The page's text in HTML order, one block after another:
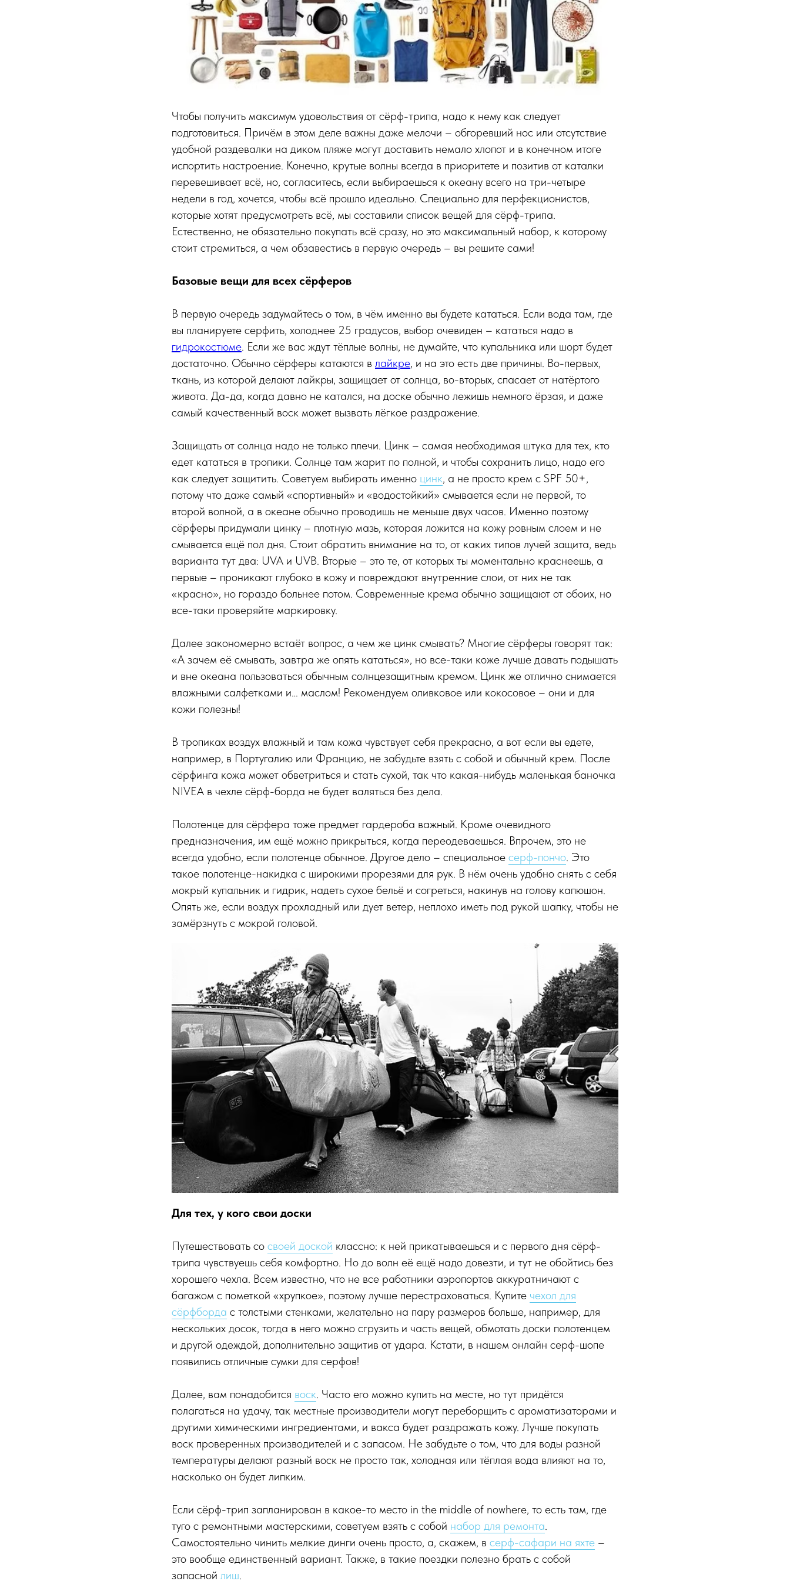
Чтобы получить максимум удовольствия от сёрф-трипа, надо к нему как следует
подготовиться. Причём в этом деле важны даже мелочи – обгоревший нос или отсутствие
удобной раздевалки на диком пляже могут доставить немало хлопот и в конечном итоге
испортить настроение. Конечно, крутые волны всегда в приоритете и позитив от каталки
перевешивает всё, но, согласитесь, если выбираешься к океану всего на три-четыре
недели в год, хочется, чтобы всё прошло идеально. Специально для перфекционистов,
которые хотят предусмотреть всё, мы составили список вещей для сёрф-трипа.
Естественно, не обязательно покупать всё сразу, но это максимальный набор, к которому
стоит стремиться, а чем обзавестись в первую очередь – вы решите сами!
Базовые вещи для всех сёрферов
В первую очередь задумайтесь о том, в чём именно вы будете кататься. Если вода там, где
вы планируете серфить, холоднее 25 градусов, выбор очевиден – кататься надо в
гидрокостюме. Если же вас ждут тёплые волны, не думайте, что купальника или шорт будет
достаточно. Обычно сёрферы катаются в лайкре, и на это есть две причины. Во-первых,
ткань, из которой делают лайкры, защищает от солнца, во-вторых, спасает от натёртого
живота. Да-да, когда давно не катался, на доске обычно лежишь немного ёрзая, и даже
самый качественный воск может вызвать лёгкое раздражение.
Защищать от солнца надо не только плечи. Цинк – самая необходимая штука для тех, кто
едет кататься в тропики. Солнце там жарит по полной, и чтобы сохранить лицо, надо его
как следует защитить. Советуем выбирать именно цинк, а не просто крем с SPF 50+,
потому что даже самый «спортивный» и «водостойкий» смывается если не первой, то
второй волной, а в океане обычно проводишь не меньше двух часов. Именно поэтому
сёрферы придумали цинку – плотную мазь, которая ложится на кожу ровным слоем и не
смывается ещё пол дня. Стоит обратить внимание на то, от каких типов лучей защита, ведь
варианта тут два: UVA и UVB. Вторые – это те, от которых ты моментально краснеешь, а
первые – проникают глубоко в кожу и повреждают внутренние слои, от них не так
«красно», но гораздо больнее потом. Современные крема обычно защищают от обоих, но
все-таки проверяйте маркировку.
Далее закономерно встаёт вопрос, а чем же цинк смывать? Многие сёрферы говорят так:
«А зачем её смывать, завтра же опять кататься», но все-таки коже лучше давать подышать
и вне океана пользоваться обычным солнцезащитным кремом. Цинк же отлично снимается
влажными салфетками и… маслом! Рекомендуем оливковое или кокосовое – они и для
кожи полезны!
В тропиках воздух влажный и там кожа чувствует себя прекрасно, а вот если вы едете,
например, в Португалию или Францию, не забудьте взять с собой и обычный крем. После
сёрфинга кожа может обветриться и стать сухой, так что какая-нибудь маленькая баночка
NIVEA в чехле сёрф-борда не будет валяться без дела.
Полотенце для сёрфера тоже предмет гардероба важный. Кроме очевидного
предназначения, им ещё можно прикрыться, когда переодеваешься. Впрочем, это не
всегда удобно, если полотенце обычное. Другое дело – специальное серф-пончо. Это
такое полотенце-накидка с широкими прорезями для рук. В нём очень удобно снять с себя
мокрый купальник и гидрик, надеть сухое бельё и согреться, накинув на голову капюшон.
Опять же, если воздух прохладный или дует ветер, неплохо иметь под рукой шапку, чтобы не
замёрзнуть с мокрой головой.
Для тех, у кого свои доски
Путешествовать со своей доской классно: к ней прикатываешься и с первого дня сёрф-
трипа чувствуешь себя комфортно. Но до волн её ещё надо довезти, и тут не обойтись без
хорошего чехла. Всем известно, что не все работники аэропортов аккуратничают с
багажом с пометкой «хрупкое», поэтому лучше перестраховаться. Купите чехол для
сёрфборда с толстыми стенками, желательно на пару размеров больше, например, для
нескольких досок, тогда в него можно сгрузить и часть вещей, обмотать доски полотенцем
и другой одеждой, дополнительно защитив от удара. Кстати, в нашем онлайн серф-шопе
появились отличные сумки для серфов!
Далее, вам понадобится воск. Часто его можно купить на месте, но тут придётся
полагаться на удачу, так местные производители могут переборщить с ароматизаторами и
другими химическими ингредиентами, и вакса будет раздражать кожу. Лучше покупать
воск проверенных производителей и с запасом. Не забудьте о том, что для воды разной
температуры делают разный воск не просто так, холодная или тёплая вода влияют на то,
насколько он будет липким.
Если сёрф-трип запланирован в какое-то место in the middle of nowhere, то есть там, где
туго с ремонтными мастерскими, советуем взять с собой набор для ремонта.
Самостоятельно чинить мелкие динги очень просто, а, скажем, в серф-сафари на яхте –
это вообще единственный вариант. Также, в такие поездки полезно брать с собой
запасной лиш.